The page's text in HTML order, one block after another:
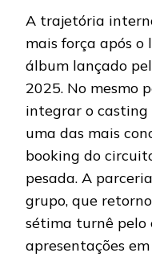
A trajetória
mais força após o
álbum lançado
2025. No mesmo
integrar o casting
uma das mais
booking do
pesada. A
grupo, que
sétima turnê pelo
apresentações